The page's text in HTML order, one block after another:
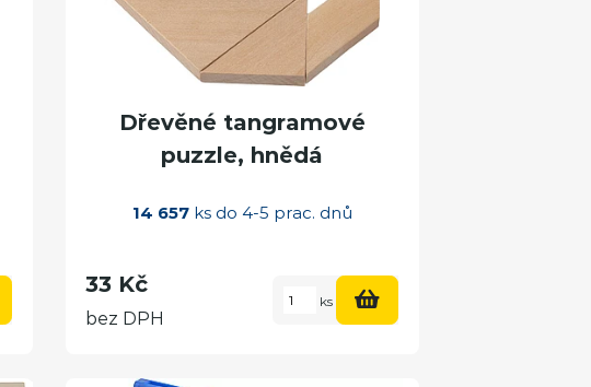
Dřevěné tangramové
puzzle, hnědá
14 657ks do 4-5 prac. dnů
33 Kč
bez DPH
ks